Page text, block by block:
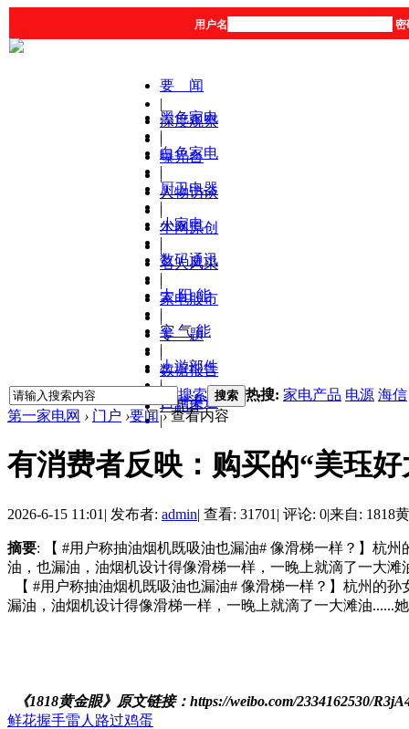
用户名 密
要 闻
|
深度观察
|
曝光台
|
人物访谈
|
本网原创
|
名人风采
|
家电股市
|
专 题
|
数据报告
|
产品库
黑色家电
|
白色家电
|
厨卫电器
|
小家电
|
数码通讯
|
太 阳 能
|
空 气 能
|
上游部件
|
营销渠道
|
搜索 搜索 热搜: 家电产品 电源 海信
第一家电网 › 门户 ›要闻 ›查看内容
有消费者反映：购买的“美珏
2026-6-15 11:01 | 发布者: admin| 查看: 31701 | 评论: 0|来自: 1818
摘要: 【 #用户称抽油烟机既吸油也漏油# 像滑梯一样？】杭
油，也漏油，油烟机设计得像滑梯一样，一晚上就滴了一大滩
【 #用户称抽油烟机既吸油也漏油# 像滑梯一样？】杭州的
漏油，油烟机设计得像滑梯一样，一晚上就滴了一大滩油......
《1818黄金眼》原文链接：https://weibo.com/2334162530/
鲜花握手雷人 路过鸡蛋